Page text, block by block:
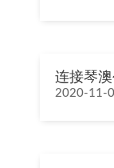
连接琴
2020-11-